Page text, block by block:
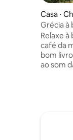
Casa ⋅
Grécia à
Nikiti (3
Relaxe
café da
bom
ao som
linda
10